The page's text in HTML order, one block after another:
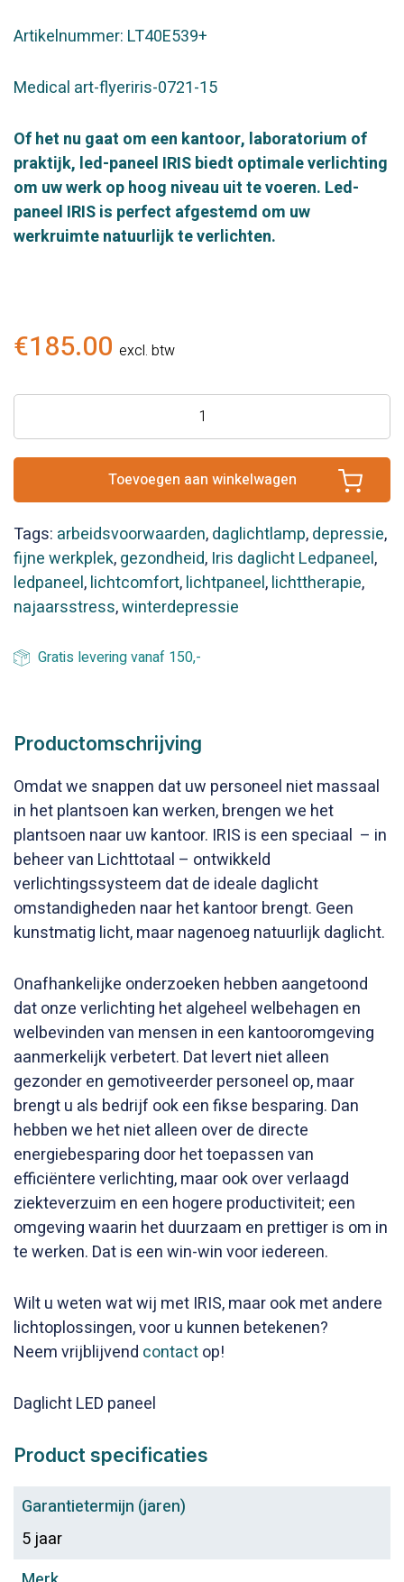
Artikelnummer: LT40E539+
Medical art-flyeriris-0721-15
Of het nu gaat om een kantoor, laboratorium of
praktijk, led-paneel IRIS biedt optimale verlichting
om uw werk op hoog niveau uit te voeren. Led-
paneel IRIS is perfect afgestemd om uw
werkruimte natuurlijk te verlichten.
€185.00 excl. btw
IRIS
LEDpaneel
5.300k
UGR
aantal
Toevoegen aan winkelwagen
Tags: arbeidsvoorwaarden,daglichtlamp,depressie,
fijne werkplek,gezondheid, Iris daglicht Ledpaneel,
ledpaneel,lichtcomfort,lichtpaneel,lichttherapie,
najaarsstress,winterdepressie
Gratis levering vanaf 150,-
Productomschrijving
Omdat we snappen dat uw personeel niet massaal
in het plantsoen kan werken, brengen we het
plantsoen naar uw kantoor. IRIS is een speciaal – in
beheer van Lichttotaal – ontwikkeld
verlichtingssysteem dat de ideale daglicht
omstandigheden naar het kantoor brengt. Geen
kunstmatig licht, maar nagenoeg natuurlijk daglicht.
Onafhankelijke onderzoeken hebben aangetoond
dat onze verlichting het algeheel welbehagen en
welbevinden van mensen in een kantooromgeving
aanmerkelijk verbetert. Dat levert niet alleen
gezonder en gemotiveerder personeel op, maar
brengt u als bedrijf ook een fikse besparing. Dan
hebben we het niet alleen over de directe
energiebesparing door het toepassen van
efficiëntere verlichting, maar ook over verlaagd
ziekteverzuim en een hogere productiviteit; een
omgeving waarin het duurzaam en prettiger is om in
te werken. Dat is een win-win voor iedereen.
Wilt u weten wat wij met IRIS, maar ook met andere
lichtoplossingen, voor u kunnen betekenen?
​Neem vrijblijvend contactop!
Daglicht LED paneel
Product specificaties
Garantietermijn (jaren)
5 jaar